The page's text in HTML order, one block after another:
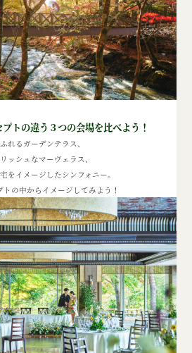
トの違う３つの会場を比べよう！
れるガーデンテラス、
ッシュなマーヴェラス、
をイメージしたシンフォニー。
トの中からイメージしてみよう！